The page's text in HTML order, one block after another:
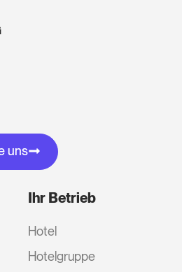
uns
Ihr Betrieb
Hotel
Hotelgruppe